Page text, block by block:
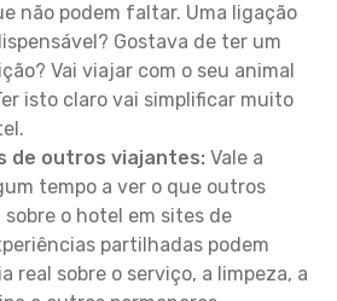
não podem faltar. Uma ligação
Gostava de ter um
Vai viajar com o seu animal
isto claro vai simplificar muito
de outros viajantes: Vale a
tempo a ver o que outros
o hotel em sites de
partilhadas podem
real sobre o serviço, a limpeza, a